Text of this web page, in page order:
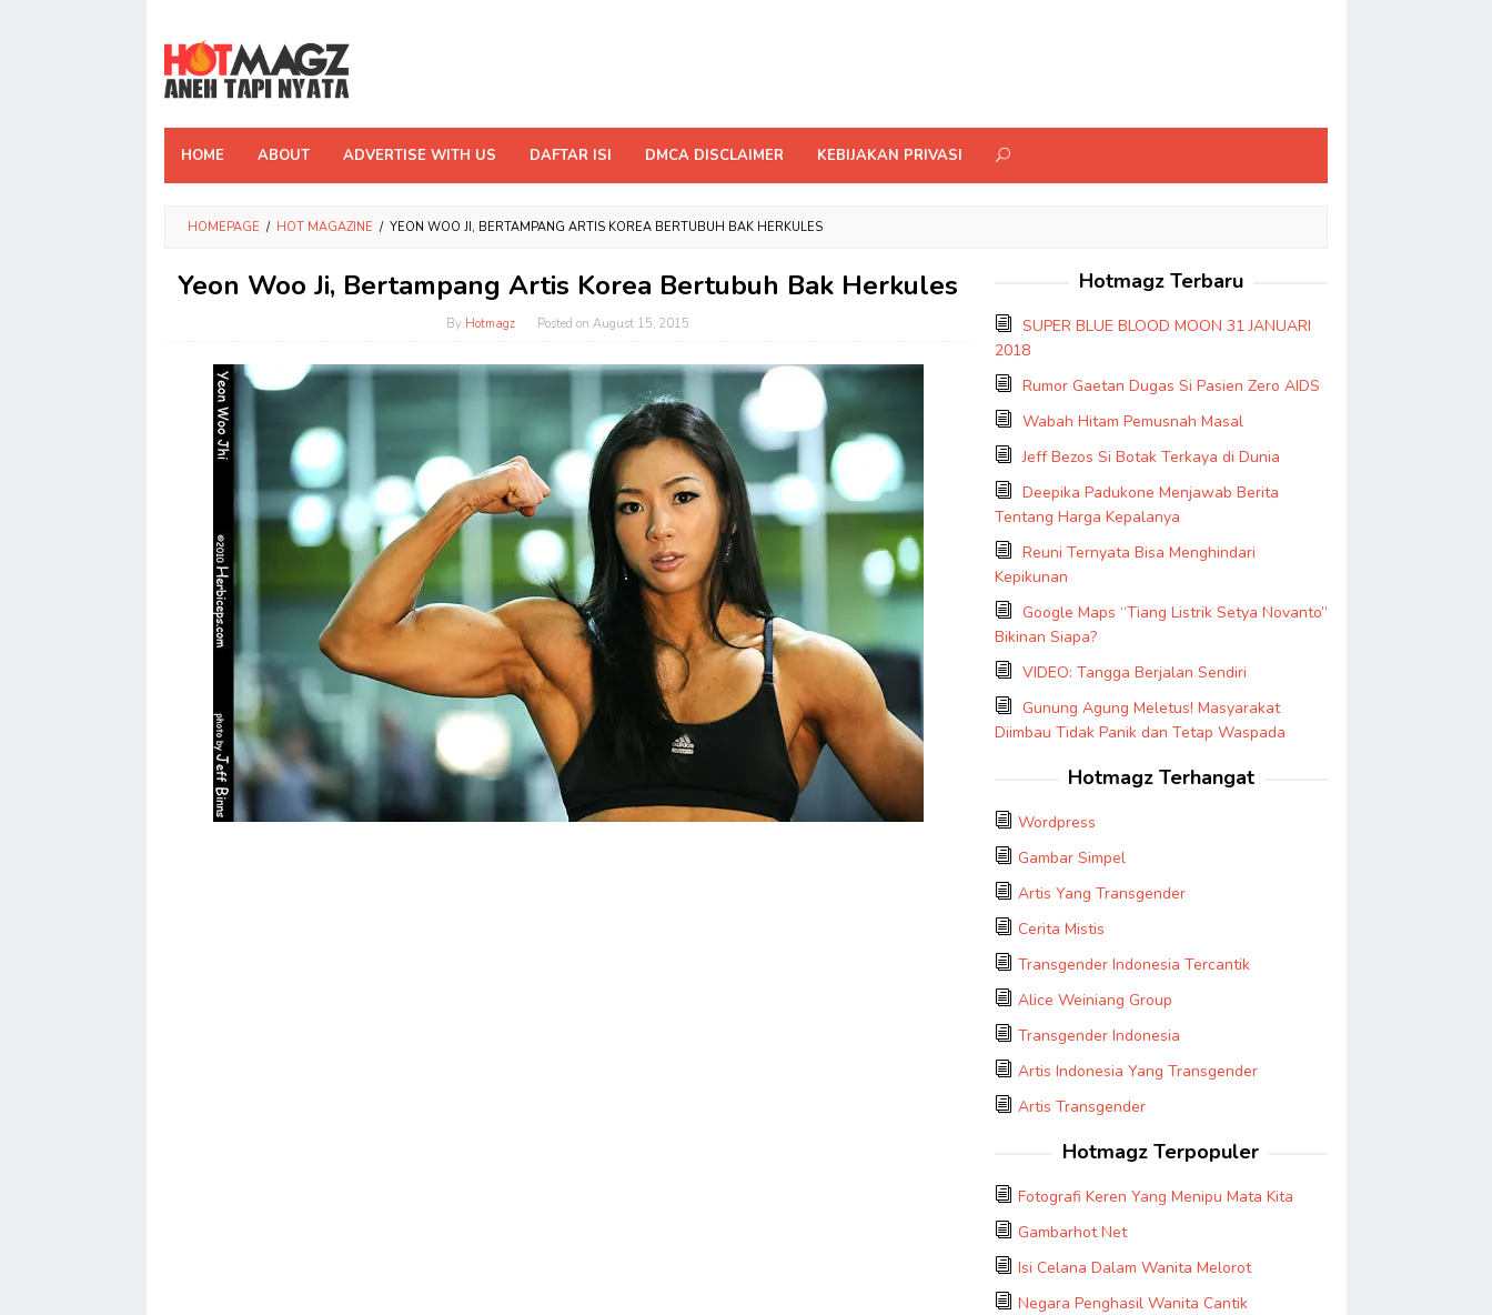
content
HOME ABOUT ADVERTISE WITH US DAFTAR ISI DMCA DISCLAIMER KEBIJAKAN PRIVASI
HOMEPAGE / HOT MAGAZINE / YEON WOO JI, BERTAMPANG ARTIS KOREA BERTUBUH BAK HERKULES
Yeon Woo Ji, Bertampang Artis Korea Bertubuh Bak Herkules
By Hotmagz Posted onAugust 15, 2015
Hotmagz Terbaru
SUPER BLUE BLOOD MOON 31 JANUARI
2018
Rumor Gaetan Dugas Si Pasien Zero AIDS
Wabah Hitam Pemusnah Masal
Jeff Bezos Si Botak Terkaya di Dunia
Deepika Padukone Menjawab Berita
Tentang Harga Kepalanya
Reuni Ternyata Bisa Menghindari
Kepikunan
Google Maps “Tiang Listrik Setya Novanto”
Bikinan Siapa?
VIDEO: Tangga Berjalan Sendiri
Gunung Agung Meletus! Masyarakat
Diimbau Tidak Panik dan Tetap Waspada
Hotmagz Terhangat
Wordpress
Gambar Simpel
Artis Yang Transgender
Cerita Mistis
Transgender Indonesia Tercantik
Alice Weiniang Group
Transgender Indonesia
Artis Indonesia Yang Transgender
Artis Transgender
Hotmagz Terpopuler
Fotografi Keren Yang Menipu Mata Kita
Gambarhot Net
Isi Celana Dalam Wanita Melorot
Negara Penghasil Wanita Cantik